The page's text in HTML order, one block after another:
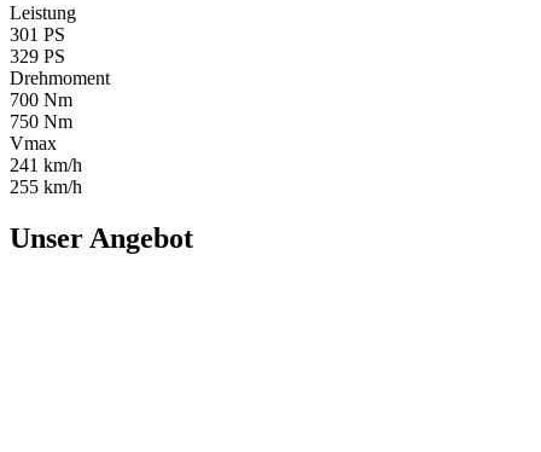
Leistung
301 PS
329 PS
Drehmoment
700 Nm
750 Nm
Vmax
241 km/h
255 km/h
Unser Angebot